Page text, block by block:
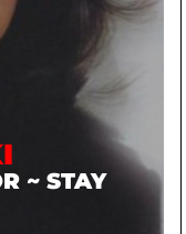
~ STAY